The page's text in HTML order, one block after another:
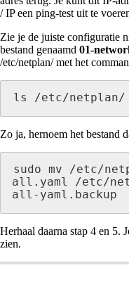
/ IP een ping-test uit te
Zie je de juiste configuratie
bestand genaamd 01-
/etc/netplan/ met het
ls /etc/netplan/
Zo ja, hernoem het bestand
sudo mv /etc/
all.yaml /etc/
all-yaml.backup
Herhaal daarna stap 4 en 5.
zien.